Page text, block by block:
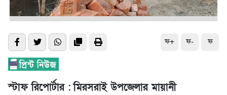
ফ+ ফ- ফ
স্টাফ রিপোর্টার : মিরসরাই উপজেলার মায়ানী